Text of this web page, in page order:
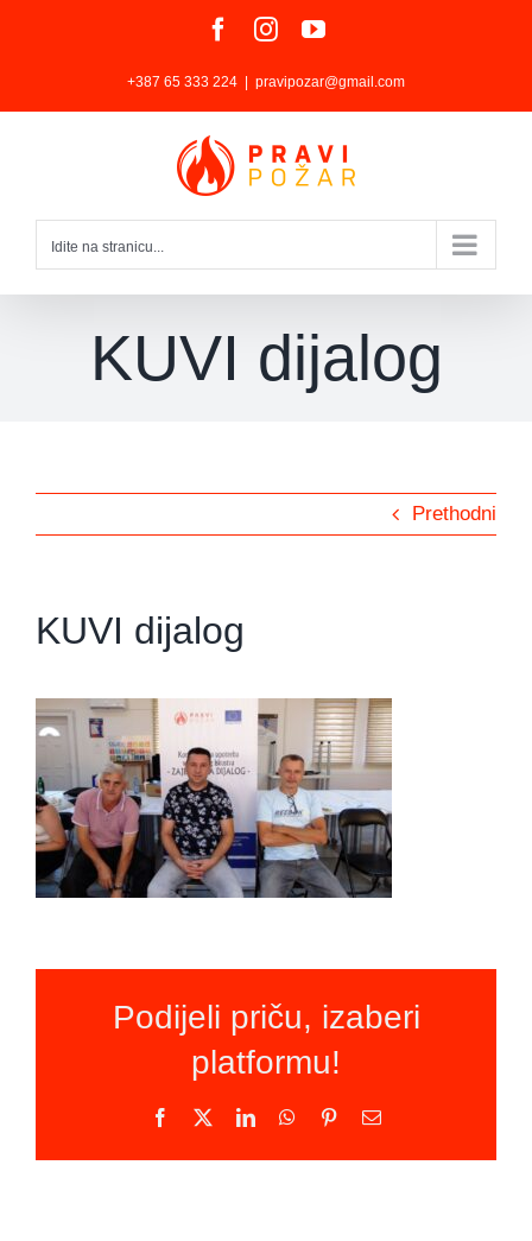
Facebook
InstagramYouTube
+387 65 333 224 pravipozar@gmail.com
Idite na stranicu...
KUVI dijalog
Prethodni
KUVI dijalog
Podijeli priču, izaberi
platformu!
Facebook LinkedInWhatsApp
PinterestEmail